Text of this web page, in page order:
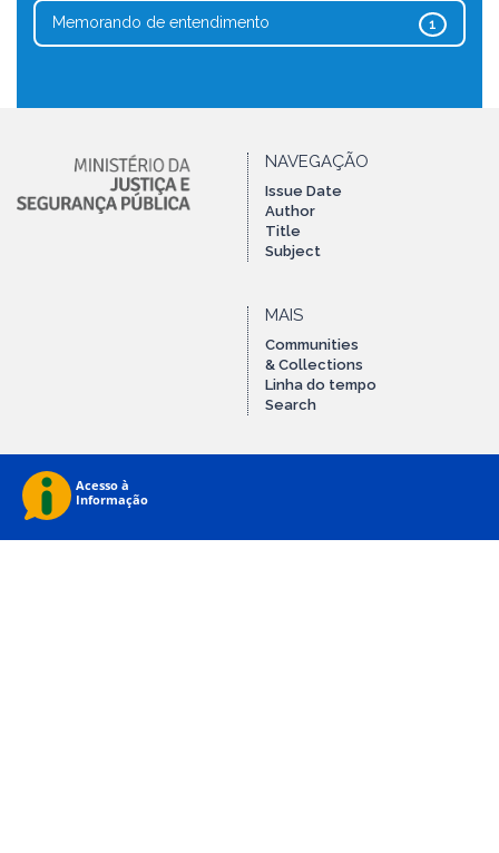
1
Memorando de entendimento
NAVEGAÇÃO
Issue Date
Author
Title
Subject
MAIS
Communities
& Collections
Linha do tempo
Search